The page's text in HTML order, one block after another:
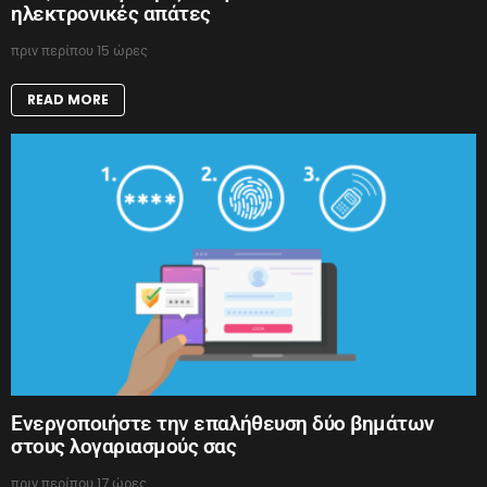
ηλεκτρονικές απάτες
πριν περίπου 15 ώρες
READ MORE
Ενεργοποιήστε την επαλήθευση δύο βημάτων
στους λογαριασμούς σας
πριν περίπου 17 ώρες